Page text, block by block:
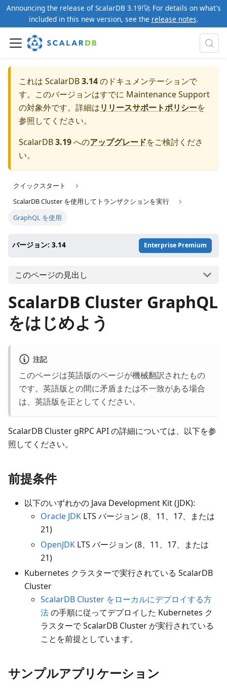
Announcing the release of ScalarDB 3.19!🚀 For details on what's
included in this new version, see the release notes.
これは ScalarDB3.14のドキュメンテーションで
す。このバージョンはすでに Maintenance Support
の対象外です。詳細はリリースサポートポリシーを
参照してください。
ScalarDB3.19へのアップグレードをご検討くださ
い。
クイックスタート
ScalarDB Cluster を使用してトランザクションを実行
GraphQL を使用
バージョン: 3.14 Enterprise Premium
このページの見出し
ScalarDB Cluster GraphQL
をはじめよう
注記
このページは英語版のページが機械翻訳されたもの
です。英語版との間に矛盾または不一致がある場合
は、英語版を正としてください。
ScalarDB Cluster gRPC API の詳細については、以下を参
照してください。
前提条件
以下のいずれかの Java Development Kit (JDK):
Oracle JDK LTS バージョン (8、11、17、または
21)
OpenJDK LTS バージョン (8、11、17、または
21)
Kubernetes クラスターで実行されている ScalarDB
Cluster
ScalarDB Cluster をローカルにデプロイする方
法の手順に従ってデプロイした Kubernetes ク
ラスターで ScalarDB Cluster が実行されている
ことを前提としています。
サンプルアプリケーション